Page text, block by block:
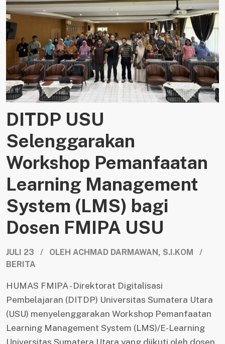
DITDP USU
Selenggarakan
Workshop Pemanfaatan
Learning Management
System (LMS) bagi
Dosen FMIPA USU
JULI 23 / OLEH ACHMAD DARMAWAN, S.I.KOM /
BERITA
HUMAS FMIPA - Direktorat Digitalisasi
Pembelajaran (DITDP) Universitas Sumatera Utara
(USU) menyelenggarakan Workshop Pemanfaatan
Learning Management System (LMS)/E-Learning
Universitas Sumatera Utara yang diikuti oleh dosen